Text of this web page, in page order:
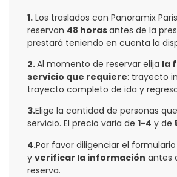
1. Los traslados con Panoramix
reservan 48 horasantes de la
prestará teniendo en cuenta la
2.Al momento de reservar elija la
servicio que requiere: trayecto
trayecto completo de ida y
3.Elige la cantidad de personas
servicio. El precio varia de 1-4 y de
4.Por favor diligenciar el
y verificar la información antes
reserva.